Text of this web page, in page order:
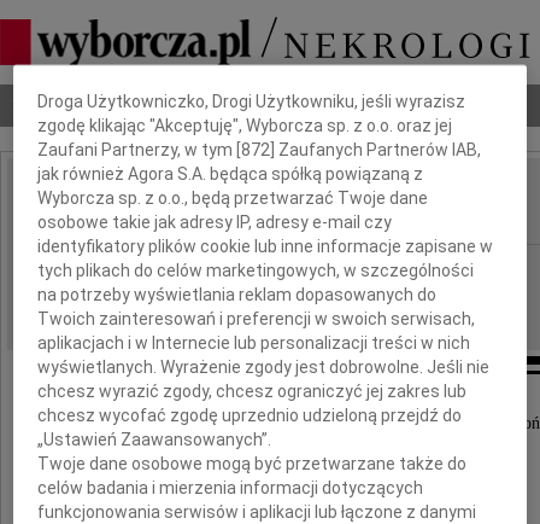
Nekrologi Odeszli Poradnik pogrzebowy
IMIĘ I NAZWISKO: Zenon Stein
REGION: cała Polska
DATA EMISJI: 12.01.2022
Z żalem informujemy, iż 9 grudnia 2021 roku
Przygodę Życie
nasz Ojciec
Dbamy o Twoją prywatność
Droga Użytkowniczko, Drogi Użytkowniku, jeśli wyrazisz
zgodę klikając "Akceptuję", Wyborcza sp. z o.o. oraz jej
Zaufani Partnerzy, w tym [872 ] Zaufanych Partnerów IAB,
jak również Agora S.A. będąca spółką powiązaną z
Wyborcza sp. z o.o., będą przetwarzać Twoje dane
osobowe takie jak adresy IP, adresy e-mail czy
identyfikatory plików cookie lub inne informacje zapisane w
tych plikach do celów marketingowych, w szczególności
na potrzeby wyświetlania reklam dopasowanych do
Twoich zainteresowań i preferencji w swoich serwisach,
aplikacjach i w Internecie lub personalizacji treści w nich
wyświetlanych. Wyrażenie zgody jest dobrowolne. Jeśli nie
chcesz wyrazić zgody, chcesz ograniczyć jej zakres lub
chcesz wycofać zgodę uprzednio udzieloną przejdź do
„Ustawień Zaawansowanych”.
Twoje dane osobowe mogą być przetwarzane także do
celów badania i mierzenia informacji dotyczących
funkcjonowania serwisów i aplikacji lub łączone z danymi